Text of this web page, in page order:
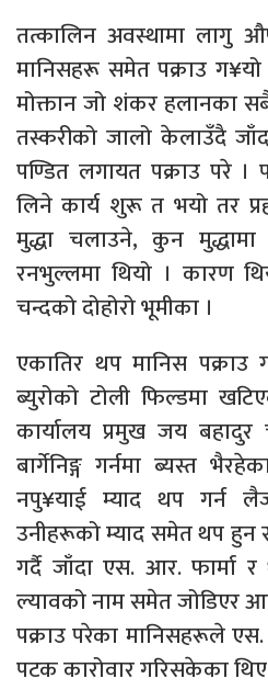
तत्कालिन अवस्थामा लागु
मानिसहरू समेत पक्राउ ग¥यो
मोक्तान जो शंकर हलानका
तस्करीको जालो केलाउँदै
पण्डित लगायत पक्राउ परे ।
लिने कार्य शुरू त भयो तर
मुद्धा चलाउने, कुन मुद्धामा
रनभुल्लमा थियो । कारण
चन्दको दोहोरो भूमीका ।
एकातिर थप मानिस पक्राउ
ब्युरोको टोली फिल्डमा
कार्यालय प्रमुख जय
बार्गेनिङ्ग गर्नमा ब्यस्त
नपु¥याई म्याद थप गर्न
उनीहरूको म्याद समेत थप हुन
गर्दै जाँदा एस. आर. फार्मा र
ल्यावको नाम समेत जोडिएर
पक्राउ परेका मानिसहरूले एस.
पटक कारोवार गरिसकेका थिए